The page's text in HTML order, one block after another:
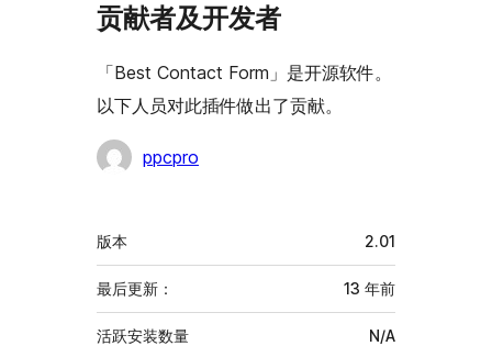
贡献者及开发者
「Best Contact Form」是开源软件。
以下人员对此插件做出了贡献。
贡
ppcpro
额
外
信
息
版本 2.01
最后更新： 13 年前
活跃安装数量 N/A